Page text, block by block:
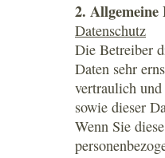
2.
Datenschutz
Die Betreiber
Daten sehr
vertraulich und
sowie dieser
Wenn Sie